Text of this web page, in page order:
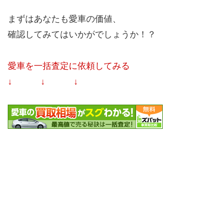
まずはあなたも愛車の価値、
確認してみてはいかがでしょうか！？
愛車を一括査定に依頼してみる
↓ ↓ ↓